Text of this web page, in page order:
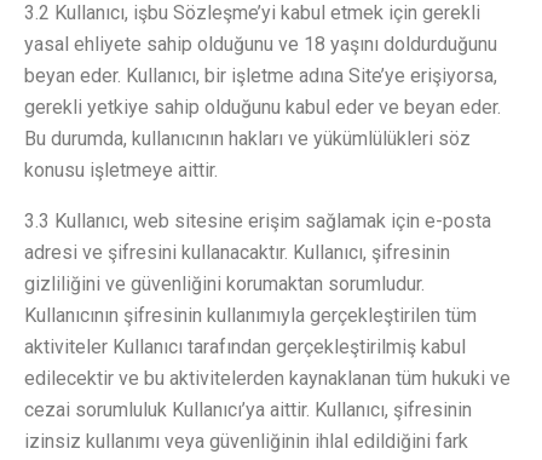
3.2 Kullanıcı, işbu Sözleşme’yi kabul etmek için gerekli
yasal ehliyete sahip olduğunu ve 18 yaşını doldurduğunu
beyan eder. Kullanıcı, bir işletme adına Site’ye erişiyorsa,
gerekli yetkiye sahip olduğunu kabul eder ve beyan eder.
Bu durumda, kullanıcının hakları ve yükümlülükleri söz
konusu işletmeye aittir.
3.3 Kullanıcı, web sitesine erişim sağlamak için e-posta
adresi ve şifresini kullanacaktır. Kullanıcı, şifresinin
gizliliğini ve güvenliğini korumaktan sorumludur.
Kullanıcının şifresinin kullanımıyla gerçekleştirilen tüm
aktiviteler Kullanıcı tarafından gerçekleştirilmiş kabul
edilecektir ve bu aktivitelerden kaynaklanan tüm hukuki ve
cezai sorumluluk Kullanıcı’ya aittir. Kullanıcı, şifresinin
izinsiz kullanımı veya güvenliğinin ihlal edildiğini fark